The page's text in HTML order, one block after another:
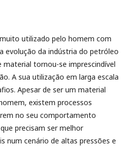
utilizado pelo homem com
evolução da indústria do petróleo
material tornou-se imprescindível
A sua utilização em larga escala
Apesar de ser um material
existem processos
no seu comportamento
precisam ser melhor
num cenário de altas pressões e